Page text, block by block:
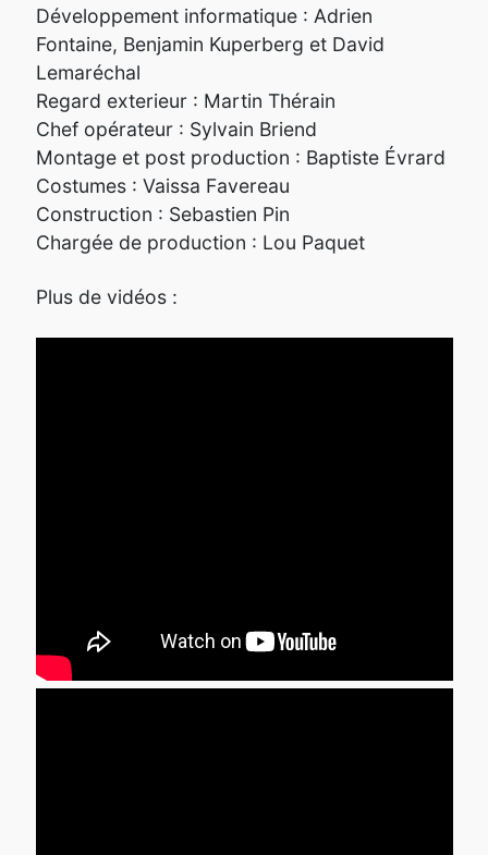
Développement informatique : Adrien
Fontaine, Benjamin Kuperberg et David
Lemaréchal
Regard exterieur : Martin Thérain
Chef opérateur : Sylvain Briend
Montage et post production : Baptiste Évrard
Costumes : Vaissa Favereau
Construction : Sebastien Pin
Chargée de production : Lou Paquet
Plus de vidéos :